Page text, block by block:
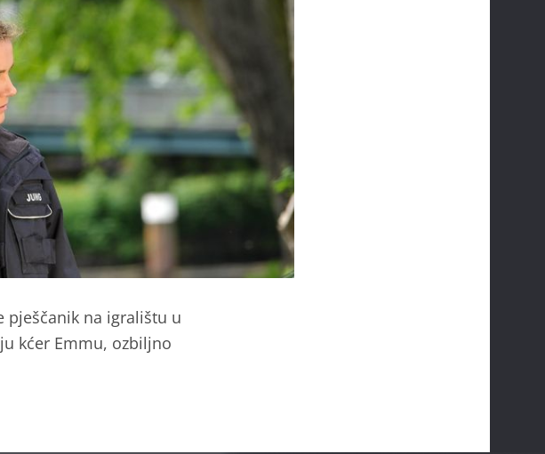
pješčanik na igralištu u
kćer Emmu, ozbiljno